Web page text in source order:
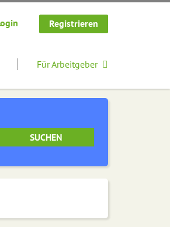
Registrieren
Für Arbeitgeber